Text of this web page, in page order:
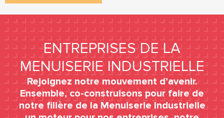
ENTREPRISES DE LA
MENUISERIE INDUSTRIELLE
Rejoignez notre mouvement d’avenir.
Ensemble, co-construisons pour faire de
notre filière de la Menuiserie Industrielle